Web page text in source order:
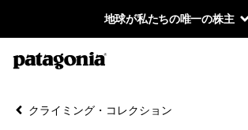
地球が私たちの唯一の株主
絞り込み／並び替え
絞り込み
カテゴリー
クライミング・コレクション